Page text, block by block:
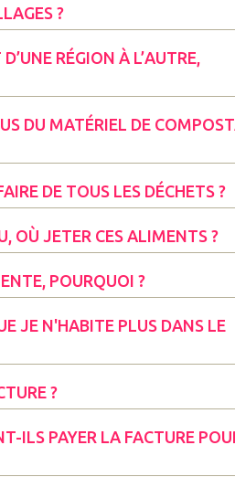
?
RÉGION À L’AUTRE,
DU MATÉRIEL DE
DE TOUS LES DÉCHETS ?
OÙ JETER CES ALIMENTS ?
POURQUOI ?
JE N'HABITE PLUS DANS LE
?
ILS PAYER LA FACTURE